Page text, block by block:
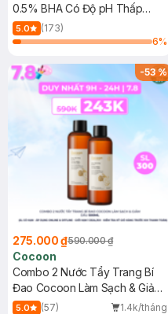
0.5% BHA Có Độ pH Thấp
150ml
5.0
(173)
6%
-53%
275.000 ₫590.000 ₫
Cocoon
Combo 2 Nước Tẩy Trang Bí
Đao Cocoon Làm Sạch & Giảm
Dầu 500ml
5.0 (57)
1.4k/tháng